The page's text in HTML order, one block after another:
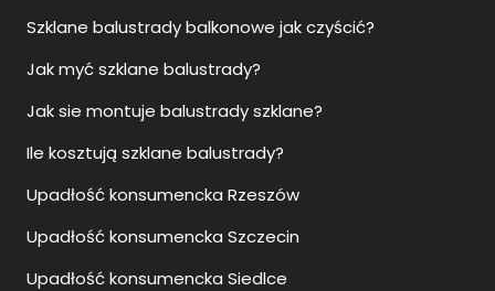
Szklane balustrady balkonowe jak czyścić?
Jak myć szklane balustrady?
Jak sie montuje balustrady szklane?
Ile kosztują szklane balustrady?
Upadłość konsumencka Rzeszów
Upadłość konsumencka Szczecin
Upadłość konsumencka Siedlce